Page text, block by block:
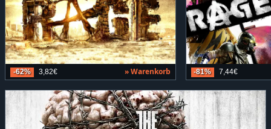
-62% 3,82€ » Warenkorb -81% 7,44€